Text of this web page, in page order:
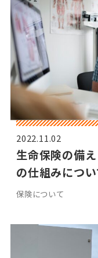
2022.11.02
生命保険の備
の仕組みについ
保険について